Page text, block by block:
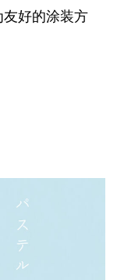
好的涂装方